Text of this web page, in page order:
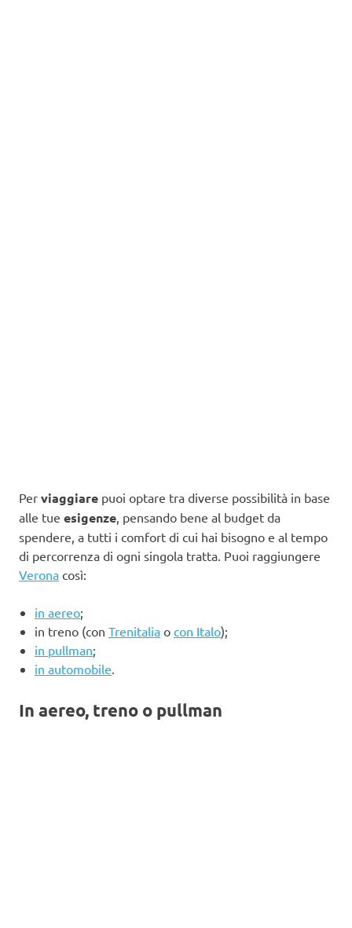
Per viaggiare puoi optare tra diverse possibilità in base
alle tue esigenze , pensando bene al budget da
spendere, a tutti i comfort di cui hai bisogno e al tempo
di percorrenza di ogni singola tratta. Puoi raggiungere
Verona così:
in aereo;
in treno (con Trenitalia o con Italo);
in pullman;
in automobile
In aereo, treno o pullman